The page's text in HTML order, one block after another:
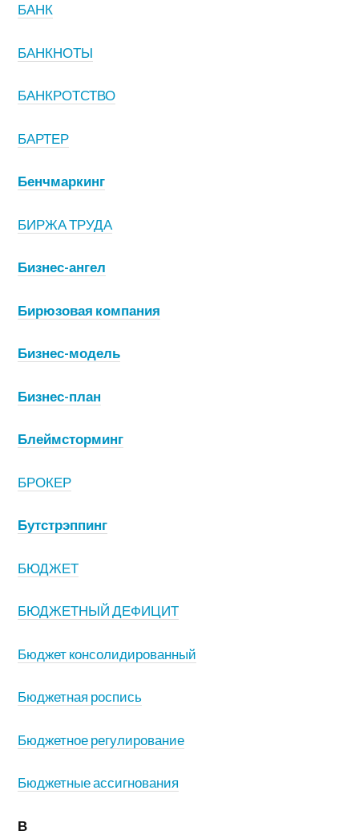
БАНК
БАНКНОТЫ
БАНКРОТСТВО
БАРТЕР
Бенчмаркинг
БИРЖА ТРУДА
Бизнес-ангел
Бирюзовая компания
Бизнес-модель
Бизнес-план
Блеймсторминг
БРОКЕР
Бутстрэппинг
БЮДЖЕТ
БЮДЖЕТНЫЙ ДЕФИЦИТ
Бюджет консолидированный
Бюджетная роспись
Бюджетное регулирование
Бюджетные ассигнования
В